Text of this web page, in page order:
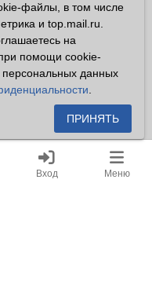
Вход Меню
ОГРН 1032700302194
сайте имеет
предусмотренная
на цитирование,
размещенной на
информацию о
файлы, в том числе
и top.mail.ru.
на
помощи cookie-
данных
ПРИНЯТЬ